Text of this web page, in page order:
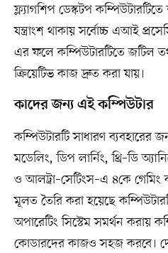
ফ্ল্যাগশিপ ডেস্কটপ
যন্ত্রাংশ থাকায় সর্বোচ্চ এআই
এর ফলে কম্পিউটারটিতে জটিল
ক্রিয়েটিভ কাজ দ্রুত করা যায়।
কাদের জন্য এই কম্পিউটার
কম্পিউটারটি সাধারণ
মডেলিং, ডিপ লার্নিং, থ্রি–ডি
ও আলট্রা–সেটিংস–এ ৪কে
মূলত তৈরি করা হয়েছে
অপারেটিং সিস্টেম সমর্থন করায়
কোডারদের কাজও সহজ করবে।